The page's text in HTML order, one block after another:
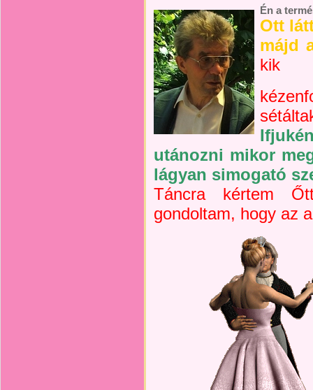
Én a
Ott
májd
kik
utánozni mikor
lágyan simogató
Táncra kértem
gondoltam, hogy az